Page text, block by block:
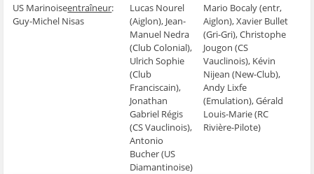
US Marinoiseentraîneur:
Guy-Michel Nisas
Lucas Nourel
(Aiglon), Jean-
Manuel Nedra
(Club Colonial),
Ulrich Sophie
(Club
Franciscain),
Jonathan
Gabriel Régis
(CS Vauclinois),
Antonio
Bucher (US
Diamantinoise)
Mario Bocaly (entr,
Aiglon), Xavier Bullet
(Gri-Gri), Christophe
Jougon (CS
Vauclinois), Kévin
Nijean (New-Club),
Andy Lixfe
(Emulation), Gérald
Louis-Marie (RC
Rivière-Pilote)